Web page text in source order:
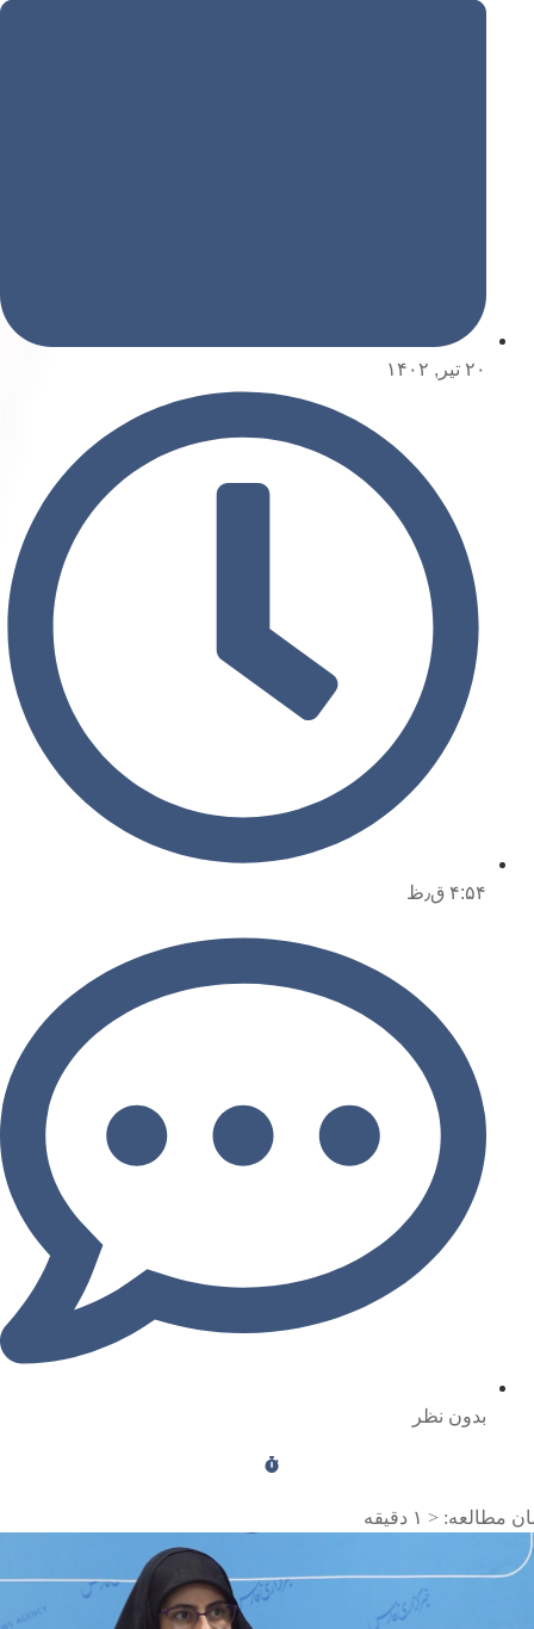
۲۰ تیر, ۱۴۰۲
۴:۵۴ ق٫ظ
بدون نظر
مطالعه: < ۱ دقیقه